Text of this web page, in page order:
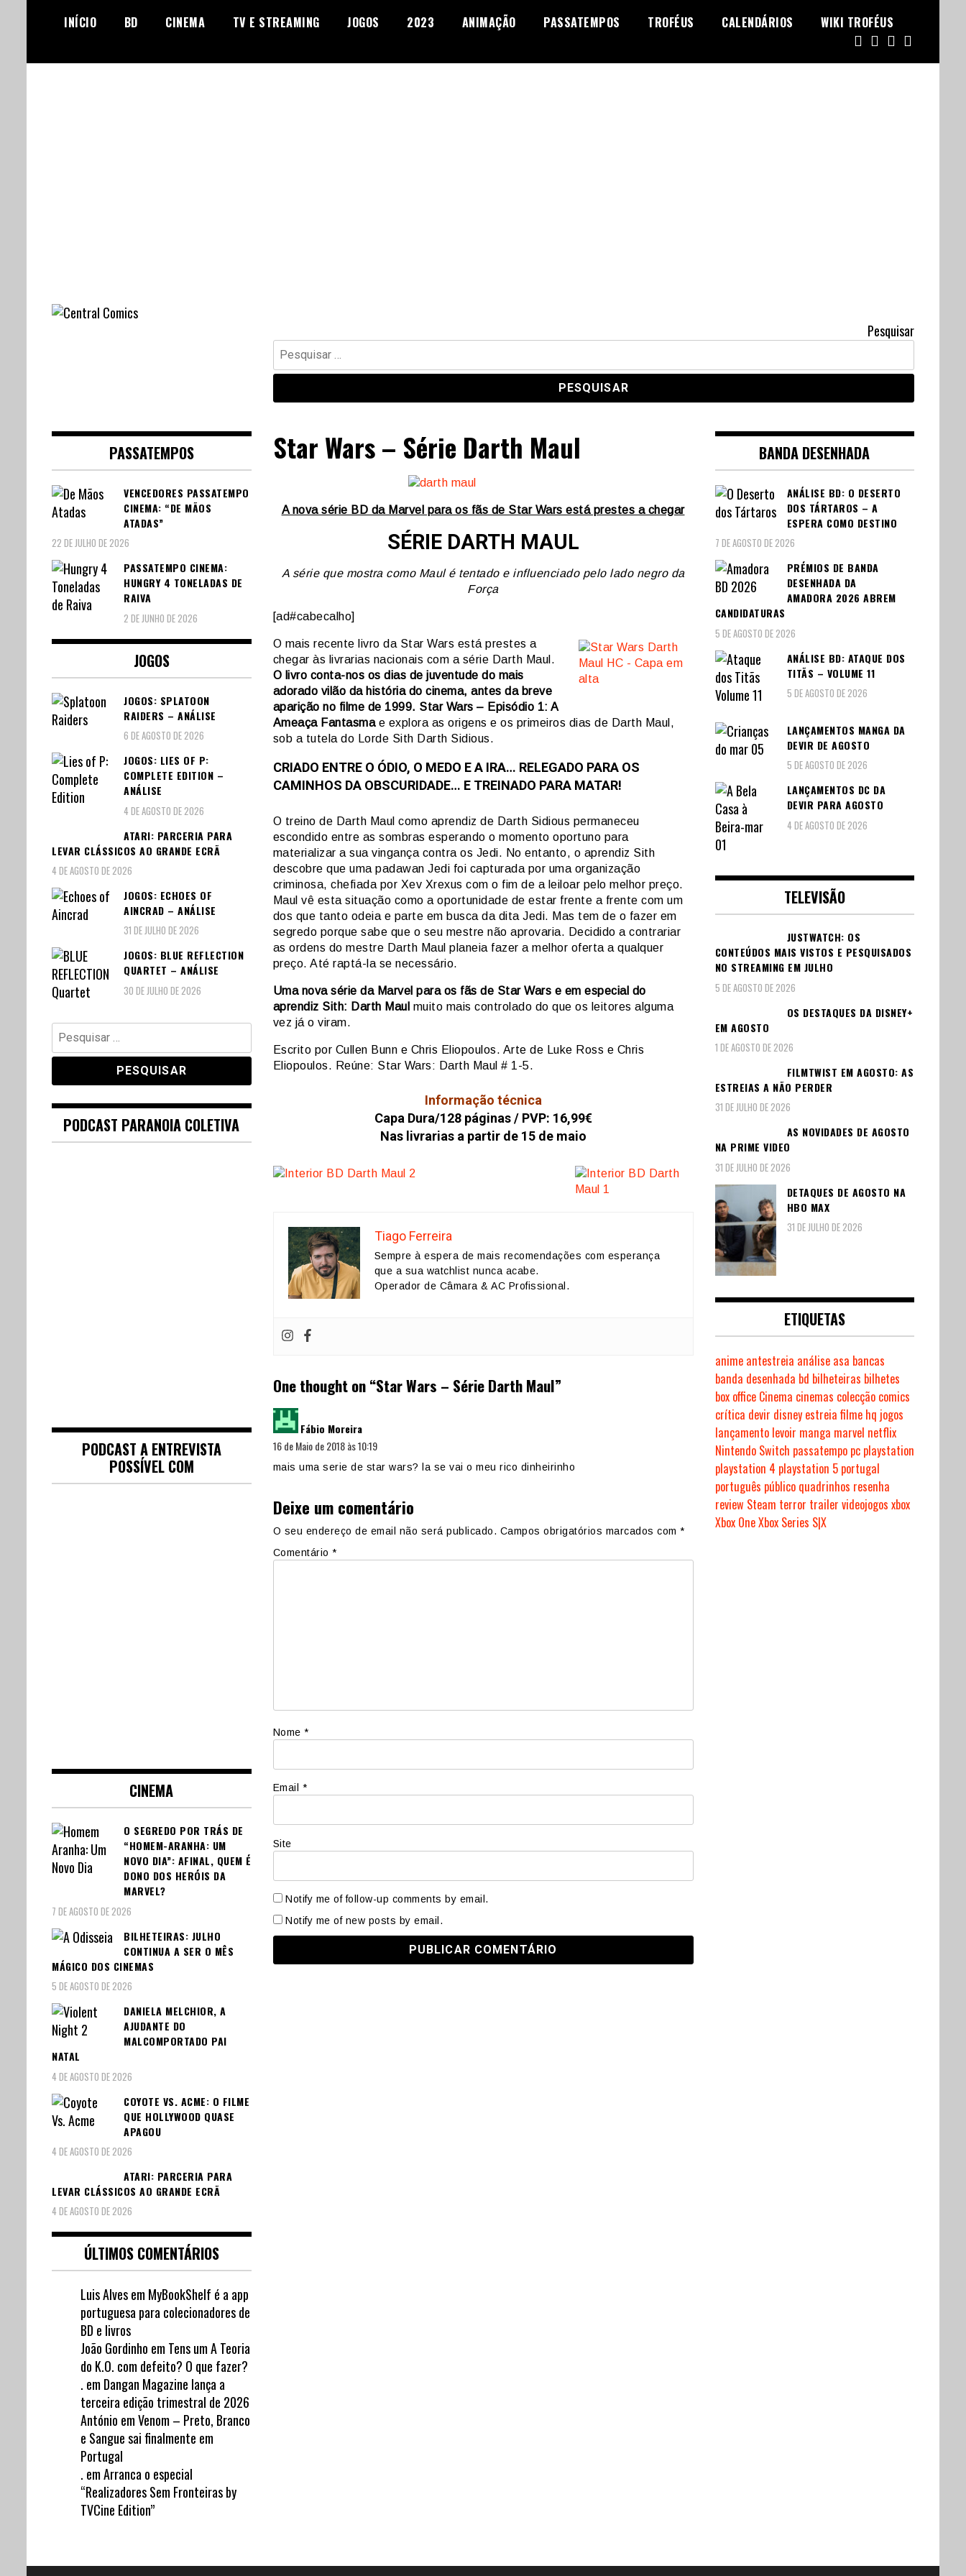
INÍCIO BD CINEMA TV E STREAMING JOGOS 2023 ANIMAÇÃO PASSATEMPOS TROFÉUS CALENDÁRIOS WIKI TROFÉUS
Pesquisar
Pesquisar
por:
Star Wars – Série Darth Maul
A nova série BD da Marvel para os fãs de Star Wars está prestes a chegar
SÉRIE DARTH MAUL
A série que mostra como Maul é tentado e influenciado pelo lado negro da
Força
[ad#cabecalho]
O mais recente livro da Star Wars está prestes a
chegar às livrarias nacionais com a série Darth Maul.
O livro conta-nos os dias de juventude do mais
adorado vilão da história do cinema, antes da breve
aparição no filme de 1999. Star Wars – Episódio 1: A
Ameaça Fantasmae explora as origens e os primeiros dias de Darth Maul,
sob a tutela do Lorde Sith Darth Sidious.
CRIADO ENTRE O ÓDIO, O MEDO E A IRA… RELEGADO PARA OS
CAMINHOS DA OBSCURIDADE… E TREINADO PARA MATAR!
O treino de Darth Maul como aprendiz de Darth Sidious permaneceu
escondido entre as sombras esperando o momento oportuno para
materializar a sua vingança contra os Jedi. No entanto, o aprendiz Sith
descobre que uma padawan Jedi foi capturada por uma organização
criminosa, chefiada por Xev Xrexus com o fim de a leiloar pelo melhor preço.
Maul vê esta situação como a oportunidade de estar frente a frente com um
dos que tanto odeia e parte em busca da dita Jedi. Mas tem de o fazer em
segredo porque sabe que o seu mestre não aprovaria. Decidido a contrariar
as ordens do mestre Darth Maul planeia fazer a melhor oferta a qualquer
preço. Até raptá-la se necessário.
Uma nova série da Marvel para os fãs de Star Wars e em especial do
aprendiz Sith: Darth Maul muito mais controlado do que os leitores alguma
vez já o viram.
Escrito por Cullen Bunn e Chris Eliopoulos. Arte de Luke Ross e Chris
Eliopoulos. Reúne: Star Wars: Darth Maul # 1-5.
Informação técnica
Capa Dura/128 páginas / PVP: 16,99€
Nas livrarias a partir de 15 de maio
Tiago Ferreira
Sempre à espera de mais recomendações com esperança
que a sua watchlist nunca acabe.
Operador de Câmara & AC Profissional.
One thought on “Star Wars – Série Darth Maul”
Fábio Moreira
16 de Maio de 2018 às 10:19
mais uma serie de star wars? la se vai o meu rico dinheirinho
Deixe um comentário
O seu endereço de email não será publicado. Campos obrigatórios marcados com *
Comentário *
Nome *
Email *
Site
Notify me of follow-up comments by email.
Notify me of new posts by email.
PASSATEMPOS
VENCEDORES PASSATEMPO
CINEMA: “DE MÃOS
ATADAS”
22 DE JULHO DE 2026
PASSATEMPO CINEMA:
HUNGRY 4 TONELADAS DE
RAIVA
2 DE JUNHO DE 2026
JOGOS
JOGOS: SPLATOON
RAIDERS – ANÁLISE
6 DE AGOSTO DE 2026
JOGOS: LIES OF P:
COMPLETE EDITION –
ANÁLISE
4 DE AGOSTO DE 2026
ATARI: PARCERIA PARA
LEVAR CLÁSSICOS AO GRANDE ECRÃ
4 DE AGOSTO DE 2026
JOGOS: ECHOES OF
AINCRAD – ANÁLISE
31 DE JULHO DE 2026
JOGOS: BLUE REFLECTION
QUARTET – ANÁLISE
30 DE JULHO DE 2026
Pesquisar
por:
PODCAST PARANOIA COLETIVA
PODCAST A ENTREVISTA
POSSÍVEL COM
CINEMA
O SEGREDO POR TRÁS DE
“HOMEM-ARANHA: UM
NOVO DIA”: AFINAL, QUEM É
DONO DOS HERÓIS DA
MARVEL?
7 DE AGOSTO DE 2026
BILHETEIRAS: JULHO
CONTINUA A SER O MÊS
MÁGICO DOS CINEMAS
5 DE AGOSTO DE 2026
DANIELA MELCHIOR, A
AJUDANTE DO
MALCOMPORTADO PAI
NATAL
4 DE AGOSTO DE 2026
COYOTE VS. ACME: O FILME
QUE HOLLYWOOD QUASE
APAGOU
4 DE AGOSTO DE 2026
ATARI: PARCERIA PARA
LEVAR CLÁSSICOS AO GRANDE ECRÃ
4 DE AGOSTO DE 2026
ÚLTIMOS COMENTÁRIOS
Luis Alvesem MyBookShelf é a app
portuguesa para colecionadores de
BD e livros
João Gordinho em Tens um A Teoria
do K.O. com defeito? O que fazer?
. em Dangan Magazine lança a
terceira edição trimestral de 2026
António emVenom – Preto, Branco
e Sangue sai finalmente em
Portugal
. emArranca o especial
“Realizadores Sem Fronteiras by
TVCine Edition”
BANDA DESENHADA
ANÁLISE BD: O DESERTO
DOS TÁRTAROS – A
ESPERA COMO DESTINO
7 DE AGOSTO DE 2026
PRÉMIOS DE BANDA
DESENHADA DA
AMADORA 2026 ABREM
CANDIDATURAS
5 DE AGOSTO DE 2026
ANÁLISE BD: ATAQUE DOS
TITÃS – VOLUME 11
5 DE AGOSTO DE 2026
LANÇAMENTOS MANGA DA
DEVIR DE AGOSTO
5 DE AGOSTO DE 2026
LANÇAMENTOS DC DA
DEVIR PARA AGOSTO
4 DE AGOSTO DE 2026
TELEVISÃO
JUSTWATCH: OS
CONTEÚDOS MAIS VISTOS E PESQUISADOS
NO STREAMING EM JULHO
5 DE AGOSTO DE 2026
OS DESTAQUES DA DISNEY+
EM AGOSTO
1 DE AGOSTO DE 2026
FILMTWIST EM AGOSTO: AS
ESTREIAS A NÃO PERDER
31 DE JULHO DE 2026
AS NOVIDADES DE AGOSTO
NA PRIME VIDEO
31 DE JULHO DE 2026
DETAQUES DE AGOSTO NA
HBO MAX
31 DE JULHO DE 2026
ETIQUETAS
anime antestreia análise asa bancas
banda desenhada bd bilheteiras bilhetes
box office Cinema cinemas colecção comics
crítica devir disney estreiafilme hq jogos
lançamento levoir manga marvel netflix
Nintendo Switch passatempo pc playstation
playstation 4 playstation 5 portugal
português público quadrinhos resenha
review Steam terror trailer videojogos xbox
Xbox OneXbox Series S|X